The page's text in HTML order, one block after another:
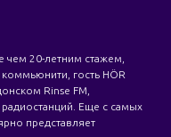
чем 20-летним стажем,
гость HÖR
Rinse FM,
Еще с самых
представляет